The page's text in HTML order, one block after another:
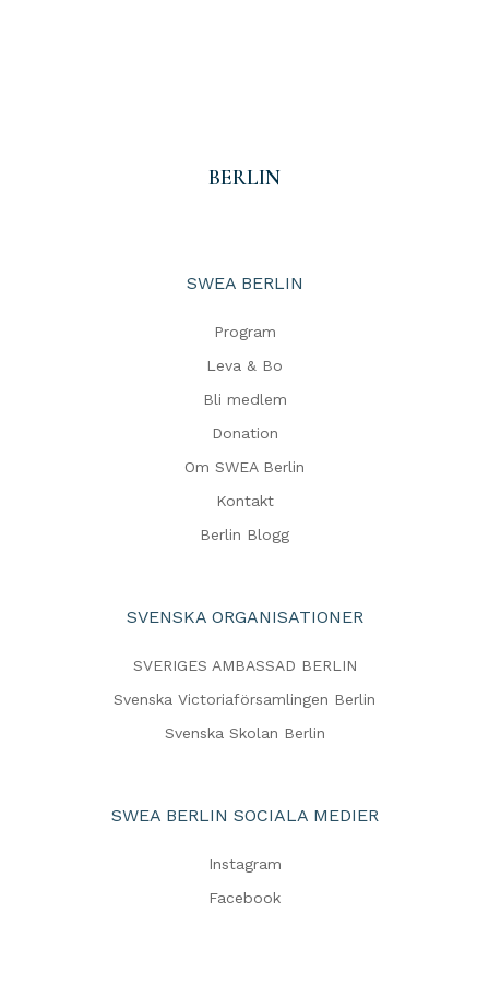
BERLIN
SWEA BERLIN
Program
Leva & Bo
Bli medlem
Donation
Om SWEA Berlin
Kontakt
Berlin Blogg
SVENSKA ORGANISATIONER
SVERIGES AMBASSAD BERLIN
Svenska Victoriaförsamlingen Berlin
Svenska Skolan Berlin
SWEA BERLIN SOCIALA MEDIER
Instagram
Facebook